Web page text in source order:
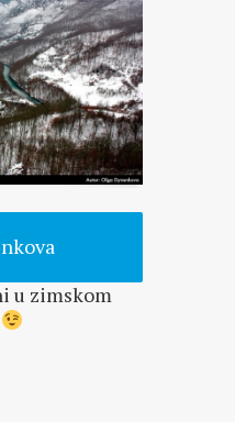
u zimskom